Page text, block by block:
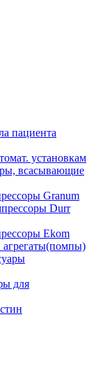
пациента
установкам
всасывающие
Granum
Durr
Ekom
для